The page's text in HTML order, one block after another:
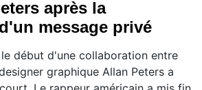
après la
message privé
début d'une collaboration entre
graphique Allan Peters a